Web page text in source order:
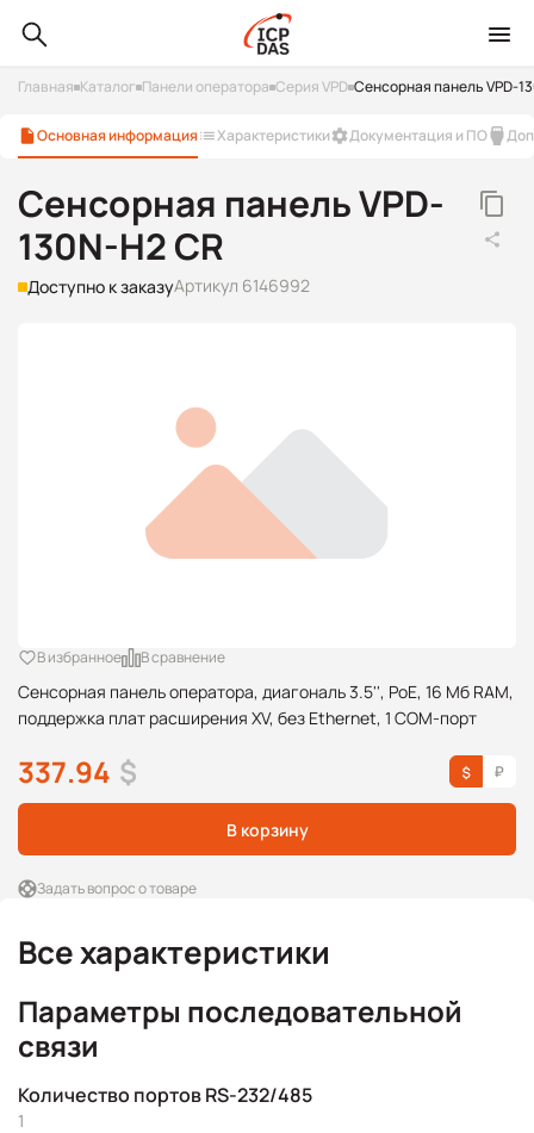
Главная Каталог Панели оператора Серия VPD Сенсорная панель VPD-
Основная информация Характеристики Документация и ПО
Сенсорная панель VPD-
130N-H2 CR
Доступно к заказуАртикул 6146992
Сенсорная панель оператора, диагональ 3.5'', PoE, 16 Мб RAM,
поддержка плат расширения XV, без Ethernet, 1 COM-порт
В избранное В сравнение
337.94 $
В корзину
Задать вопрос о товаре
Все характеристики
Параметры последовательной
связи
Количество портов RS-232/485
1